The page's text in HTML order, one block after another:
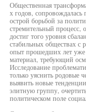
Общественная
х годов,
острой борьбой за
стремительный
достиг того уровня
стабильных обществах с
опыт прошедших лет уже
материал, требующий
Исследование
только уяснить
выявить новые
элитную группу,
политическом поле